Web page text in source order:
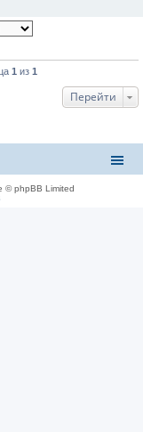
1 из 1
Перейти
© phpBB Limited